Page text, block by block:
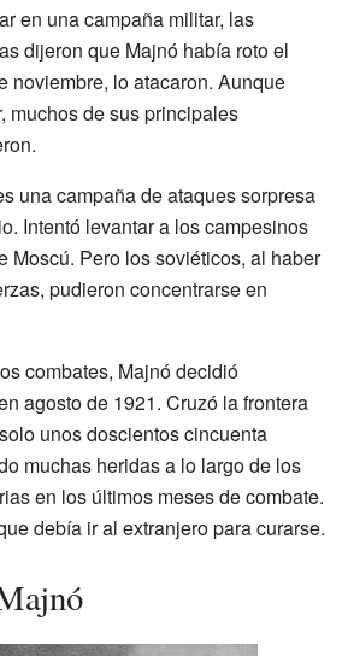
en una campaña militar, las
dijeron que Majnó había roto el
noviembre, lo atacaron. Aunque
muchos de sus principales
una campaña de ataques sorpresa
Intentó levantar a los campesinos
Moscú. Pero los soviéticos, al haber
pudieron concentrarse en
combates, Majnó decidió
agosto de 1921. Cruzó la frontera
unos doscientos cincuenta
muchas heridas a lo largo de los
en los últimos meses de combate.
debía ir al extranjero para curarse.